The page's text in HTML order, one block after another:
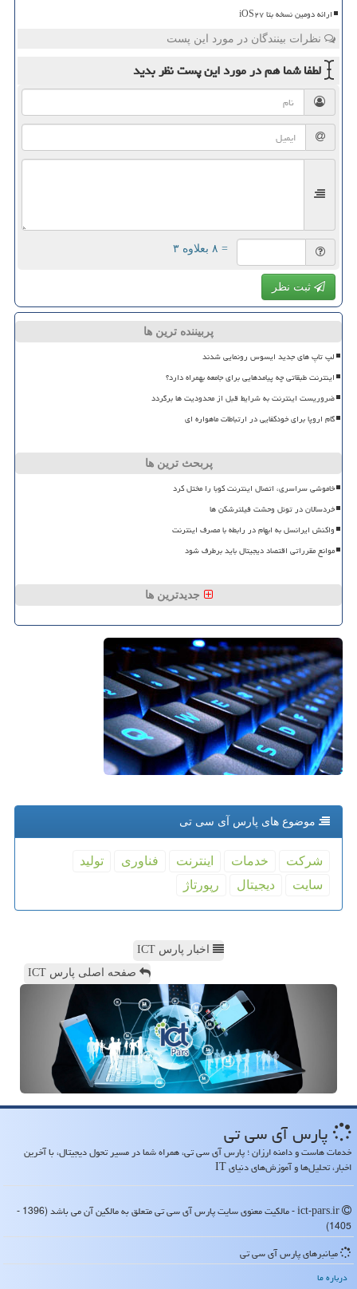
ارائه دومین نسخه بتا iOS۲۷
نظرات بینندگان در مورد این پست
لطفا شما همدر مورد این پستنظر بدید
= ۸ بعلاوه ۳
ثبت نظر
پربیننده ترین ها
لپ تاپ های جدید ایسوس رونمایی شدند
اینترنت طبقاتی چه پیامدهایی برای جامعه بهمراه دارد؟
ضروریست اینترنت به شرایط قبل از محدودیت ها برگردد
گام اروپا برای خودکفایی در ارتباطات ماهواره ای
پربحث ترین ها
خاموشی سراسری، اتصال اینترنت کوبا را مختل کرد
خردسالان در تونل وحشت فیلترشکن ها
واکنش ایرانسل به ابهام در رابطه با مصرف اینترنت
موانع مقرراتی اقتصاد دیجیتال باید برطرف شود
جدیدترین ها
موضوع های پارس آی سی تی
شركت خدمات اینترنت فناوری
تولید
سایت
دیجیتال رپورتاژ
اخبار پارس ICT
صفحه اصلی پارس ICT
پارس آی سی تی
خدمات هاست و دامنه ارزان ؛ پارس آی سی تی، همراه شما در مسیر تحول دیجیتال، با آخرین
اخبار، تحلیل‌ها و آموزش‌های دنیای IT
ict-pars.ir - مالکیت معنوی سایت پارس آی سی تی متعلق به مالکین آن می باشد (1396 -
1405)
میانبرهای پارس آی سی تی
درباره ما